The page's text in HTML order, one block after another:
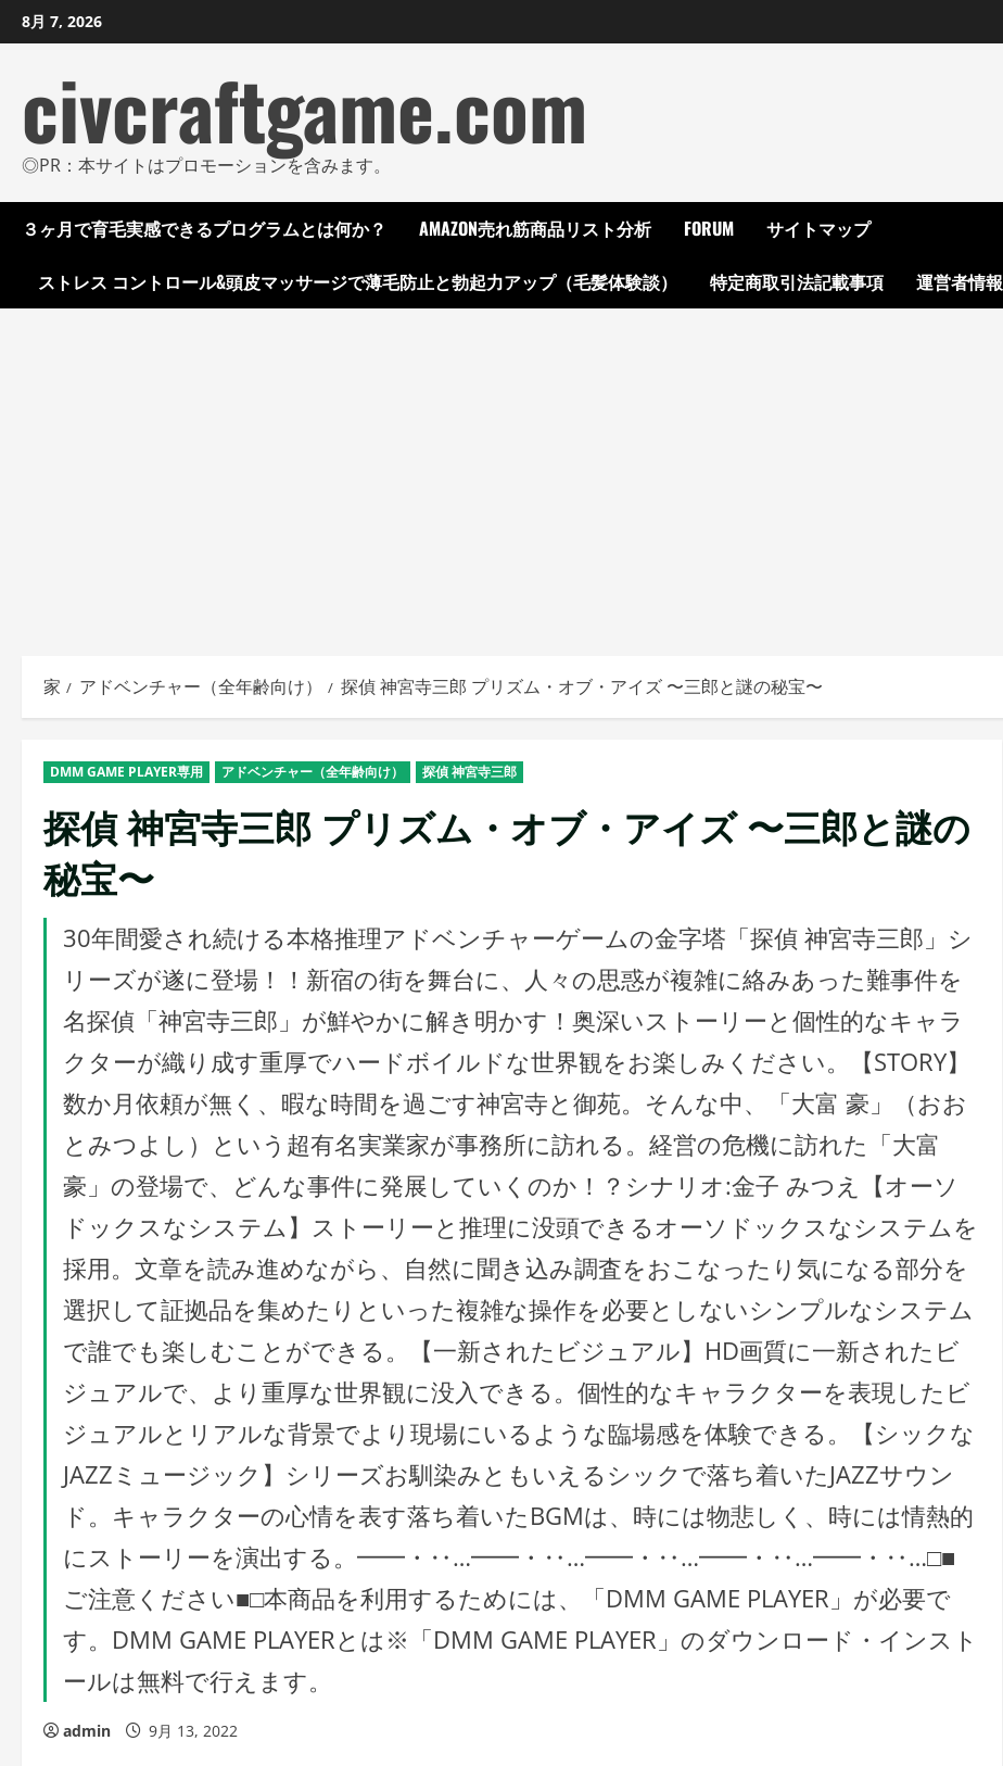
ン
し
8月 7, 2026
civcraftgame.com
◎PR：本サイトはプロモーションを含みます。
３ヶ月で育毛実感できるプログラムとは何か？ AMAZON売れ筋商品リスト分析 FORUM サイトマップ
ストレス コントロール&頭皮マッサージで薄毛防止と勃起力アップ（毛髪体験談） 特定商取引法記載事項 運営者情報
家 アドベンチャー（全年齢向け） 探偵 神宮寺三郎 プリズム・オブ・アイズ 〜三郎と謎の秘宝〜
DMM GAME PLAYER専用 アドベンチャー（全年齢向け） 探偵 神宮寺三郎
探偵 神宮寺三郎 プリズム・オブ・アイズ 〜三郎と謎の
秘宝〜
30年間愛され続ける本格推理アドベンチャーゲームの金字塔「探偵 神宮寺三郎」シ
リーズが遂に登場！！新宿の街を舞台に、人々の思惑が複雑に絡みあった難事件を
名探偵「神宮寺三郎」が鮮やかに解き明かす！奥深いストーリーと個性的なキャラ
クターが織り成す重厚でハードボイルドな世界観をお楽しみください。【STORY】
数か月依頼が無く、暇な時間を過ごす神宮寺と御苑。そんな中、「大富 豪」（おお
とみつよし）という超有名実業家が事務所に訪れる。経営の危機に訪れた「大富
豪」の登場で、どんな事件に発展していくのか！？シナリオ:金子 みつえ【オーソ
ドックスなシステム】ストーリーと推理に没頭できるオーソドックスなシステムを
採用。文章を読み進めながら、自然に聞き込み調査をおこなったり気になる部分を
選択して証拠品を集めたりといった複雑な操作を必要としないシンプルなシステム
で誰でも楽しむことができる。【一新されたビジュアル】HD画質に一新されたビ
ジュアルで、より重厚な世界観に没入できる。個性的なキャラクターを表現したビ
ジュアルとリアルな背景でより現場にいるような臨場感を体験できる。【シックな
JAZZミュージック】シリーズお馴染みともいえるシックで落ち着いたJAZZサウン
ド。キャラクターの心情を表す落ち着いたBGMは、時には物悲しく、時には情熱的
にストーリーを演出する。━━・‥…━━・‥…━━・‥…━━・‥…━━・‥…□■
ご注意ください■□本商品を利用するためには、「DMM GAME PLAYER」が必要で
す。DMM GAME PLAYERとは※「DMM GAME PLAYER」のダウンロード・インスト
ールは無料で行えます。
admin 9月 13, 2022